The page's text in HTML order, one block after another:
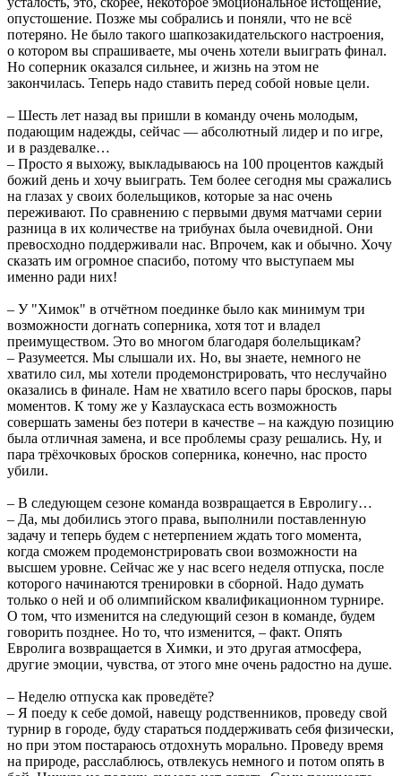
опустошение. Позже мы собрались и поняли, что не всё
потеряно. Не было такого шапкозакидательского настроения,
о котором вы спрашиваете, мы очень хотели выиграть финал.
Но соперник оказался сильнее, и жизнь на этом не
закончилась. Теперь надо ставить перед собой новые цели.
– Шесть лет назад вы пришли в команду очень молодым,
подающим надежды, сейчас — абсолютный лидер и по игре,
и в раздевалке…
– Просто я выхожу, выкладываюсь на 100 процентов каждый
божий день и хочу выиграть. Тем более сегодня мы сражались
на глазах у своих болельщиков, которые за нас очень
переживают. По сравнению с первыми двумя матчами серии
разница в их количестве на трибунах была очевидной. Они
превосходно поддерживали нас. Впрочем, как и обычно. Хочу
сказать им огромное спасибо, потому что выступаем мы
именно ради них!
– У "Химок" в отчётном поединке было как минимум три
возможности догнать соперника, хотя тот и владел
преимуществом. Это во многом благодаря болельщикам?
– Разумеется. Мы слышали их. Но, вы знаете, немного не
хватило сил, мы хотели продемонстрировать, что неслучайно
оказались в финале. Нам не хватило всего пары бросков, пары
моментов. К тому же у Казлаускаса есть возможность
совершать замены без потери в качестве – на каждую позицию
была отличная замена, и все проблемы сразу решались. Ну, и
пара трёхочковых бросков соперника, конечно, нас просто
убили.
– В следующем сезоне команда возвращается в Евролигу…
– Да, мы добились этого права, выполнили поставленную
задачу и теперь будем с нетерпением ждать того момента,
когда сможем продемонстрировать свои возможности на
высшем уровне. Сейчас же у нас всего неделя отпуска, после
которого начинаются тренировки в сборной. Надо думать
только о ней и об олимпийском квалификационном турнире.
О том, что изменится на следующий сезон в команде, будем
говорить позднее. Но то, что изменится, – факт. Опять
Евролига возвращается в Химки, и это другая атмосфера,
другие эмоции, чувства, от этого мне очень радостно на душе.
– Неделю отпуска как проведёте?
– Я поеду к себе домой, навещу родственников, проведу свой
турнир в городе, буду стараться поддерживать себя физически,
но при этом постараюсь отдохнуть морально. Проведу время
на природе, расслаблюсь, отвлекусь немного и потом опять в